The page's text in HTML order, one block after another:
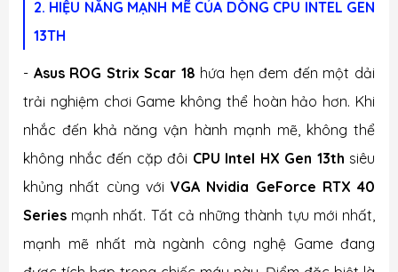
2. HIỆU NĂNG MẠNH MẼ CỦA DÒNG CPU INTEL GEN
13TH
- Asus ROG Strix Scar 18 hứa hẹn đem đến một dải
trải nghiệm chơi Game không thể hoàn hảo hơn. Khi
nhắc đến khả năng vận hành mạnh mẽ, không thể
không nhắc đến cặp đôi CPU Intel HX Gen 13th siêu
khủng nhất cùng với VGA Nvidia GeForce RTX 40
Series mạnh nhất. Tất cả những thành tựu mới nhất,
mạnh mẽ nhất mà ngành công nghệ Game đang